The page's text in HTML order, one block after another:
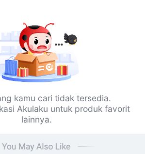
kamu cari tidak tersedia.
Akulaku untuk produk favorit
lainnya.